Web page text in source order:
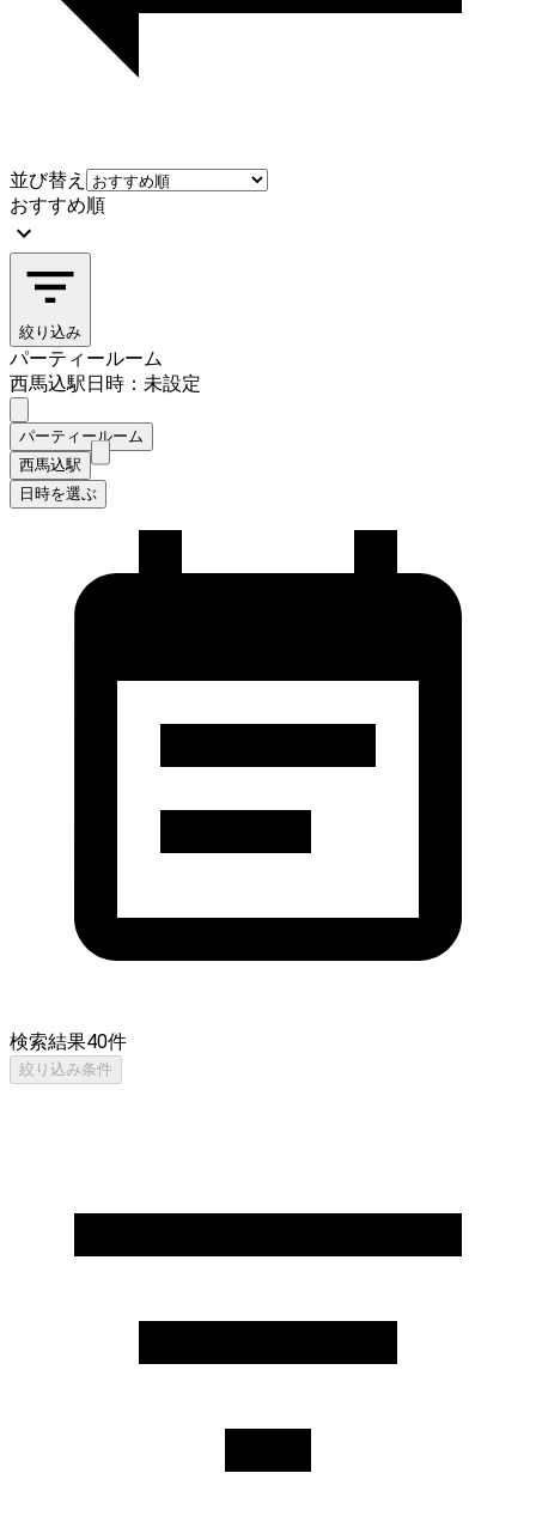
並び替え
おすすめ順
絞り込み
パーティールーム
西馬込駅日時：未設定
パーティールーム
西馬込駅
日時を選ぶ
検索結果40件
絞り込み条件